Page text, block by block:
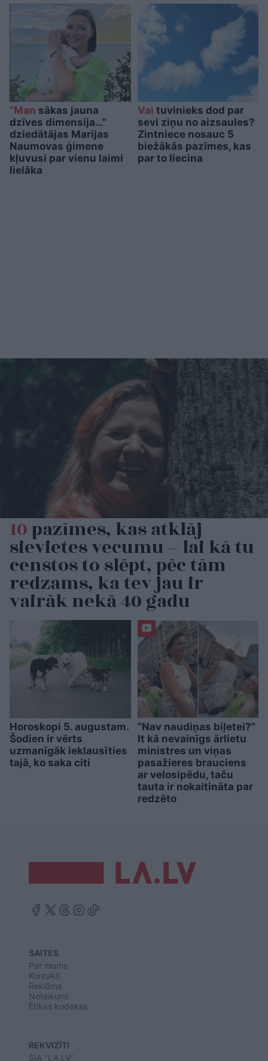
“Man sākas jauna
dzīves dimensija…”
dziedātājas Marijas
Naumovas ģimene
kļuvusi par vienu laimi
lielāka
Vai tuvinieks dod par
sevi ziņu no aizsaules?
Zintniece nosauc 5
biežākās pazīmes, kas
par to liecina
10pazīmes, kas atklāj
sievietes vecumu – lai kā tu
censtos to slēpt, pēc tām
redzams, ka tev jau ir
vairāk nekā 40 gadu
Horoskopi 5. augustam.
Šodien ir vērts
uzmanīgāk ieklausīties
tajā, ko saka citi
“Nav naudiņas biļetei?”
It kā nevainīgs ārlietu
ministres un viņas
pasažieres brauciens
ar velosipēdu, taču
tauta ir nokaitināta par
redzēto
SAITES
Par mums
Kontakti
Reklāma
Noteikumi
Ētikas kodekss
REKVIZĪTI
SIA "LA.LV"